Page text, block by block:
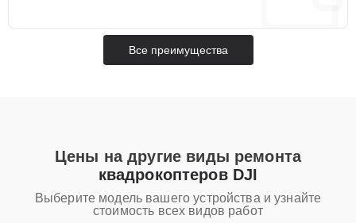
Все преимущества
Цены на другие виды ремонта
квадрокоптеров DJI
Выберите модель вашего устройства и узнайте
стоимость всех видов работ